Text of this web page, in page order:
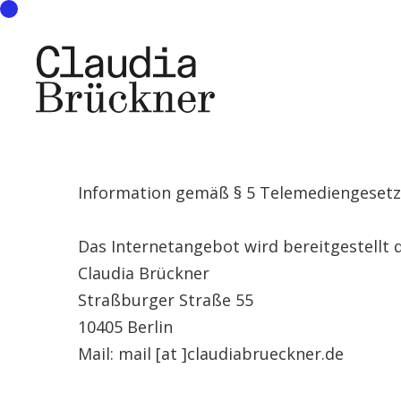
Information gemäß § 5 Telemediengesetz
Das Internetangebot wird bereitgestellt
Claudia Brückner
Straßburger Straße 55
10405 Berlin
Mail: mail [at ]claudiabrueckner.de